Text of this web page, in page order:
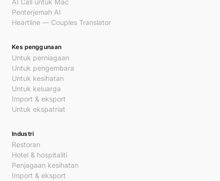
AI Call untuk Mac
Penterjemah AI
Heartline — Couples Translator
Kes penggunaan
Untuk perniagaan
Untuk pengembara
Untuk kesihatan
Untuk keluarga
Import & eksport
Untuk ekspatriat
Industri
Restoran
Hotel & hospitaliti
Penjagaan kesihatan
Import & eksport